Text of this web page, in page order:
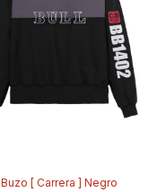
Buzo [ Carrera ] Negro